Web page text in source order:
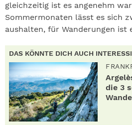
gleichzeitig ist es angenehm
Sommermonaten lässt es sich
aushalten, für Wanderungen ist
DAS KÖNNTE DICH AUCH
die 3